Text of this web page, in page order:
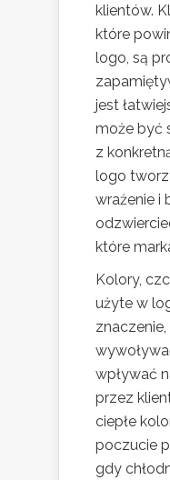
klientów.
które
logo, są
jest
może być
z
logo
wrażenie i
które
Kolory,
użyte w
wpływać
przez
ciepłe
poczucie
gdy